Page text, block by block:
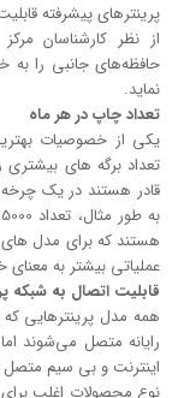
پرینتر‌های پیشرفته قابلیت ذخیره سازی
از نظر کارشناسان
حافظه‌های جانبی را به
نماید.
تعداد چاپ در هر ماه
یکی از خصوصیات
تعداد برگه های بیشتری
قادر هستند در یک چرخه
هستند که برای مدل
عملیاتی بیشتر به
قابلیت اتصال به شبکه
رایانه متصل می‌شوند
اینترنت و بی سیم متصل
نوع محصولات اغلب